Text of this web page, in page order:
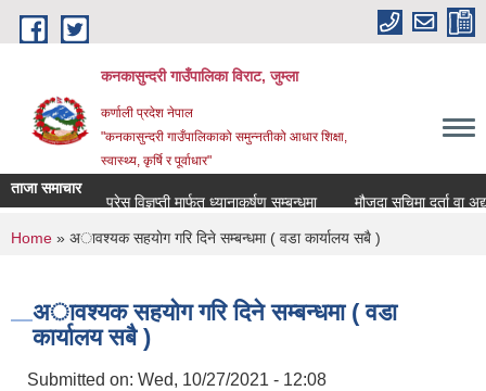
Skip to main content
कनकासुन्दरी गाउँपालिका विराट, जुम्ला
कर्णाली प्रदेश नेपाल
"कनकासुन्दरी गाउँपालिकाको समुन्नतीको आधार शिक्षा,
स्वास्थ्य, कृर्षि र पूर्वाधार"
ताजा समाचार
प्रेस विज्ञप्ती मार्फत ध्यानाकर्षण सम्बन्धमा
मौजुदा सुचिमा दर्ता वा
You are here
Home » अावश्यक सहयाेग गरि दिने सम्बन्धमा ( वडा कार्यालय सबै )
अावश्यक सहयाेग गरि दिने सम्बन्धमा ( वडा
कार्यालय सबै )
Submitted on: Wed, 10/27/2021 - 12:08